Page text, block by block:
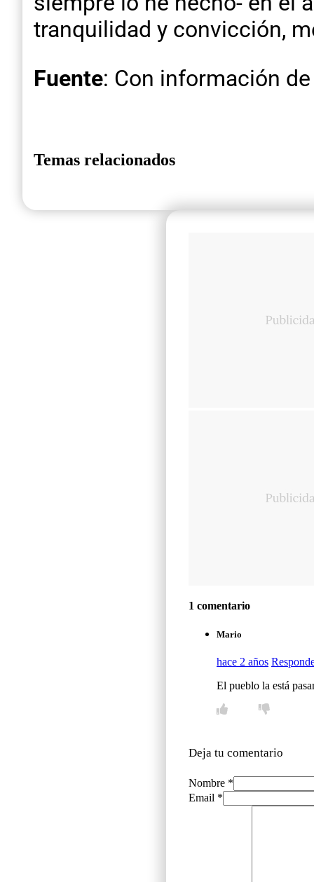
tranquilidad y convicción,
Fuente: Con información
Temas relacionados
1 comentario
Mario
hace 2 años
El pueblo la está
Deja tu comentario
Nombre *
Email *